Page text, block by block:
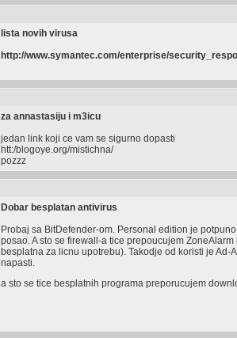
lista novih virusa
http://www.symantec.com/enterprise/
za annastasiju i m3icu
jedan link koji ce vam se sigurno dopasti
htt:/blogoye.org/mistichna/
pozzz
Dobar besplatan antivirus
Probaj sa BitDefender-om. Personal edition je
posao. A sto se firewall-a tice prepoucujem
besplatna za licnu upotrebu). Takodje od koristi je Ad-
napasti.
a sto se tice besplatnih programa preporucujem